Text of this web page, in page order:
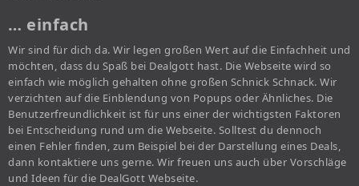
… einfach
Wir sind für dich da. Wir legen großen Wert auf die Einfachheit und
möchten, dass du Spaß bei Dealgott hast. Die Webseite wird so
einfach wie möglich gehalten ohne großen Schnick Schnack. Wir
verzichten auf die Einblendung von Popups oder Ähnliches. Die
Benutzerfreundlichkeit ist für uns einer der wichtigsten Faktoren
bei Entscheidung rund um die Webseite. Solltest du dennoch
einen Fehler finden, zum Beispiel bei der Darstellung eines Deals,
dann kontaktiere uns gerne. Wir freuen uns auch über Vorschläge
und Ideen für die DealGott Webseite.